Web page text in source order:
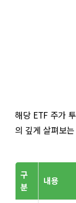
해당 ETF 주가
의 깊게 살펴보
구
분
내용